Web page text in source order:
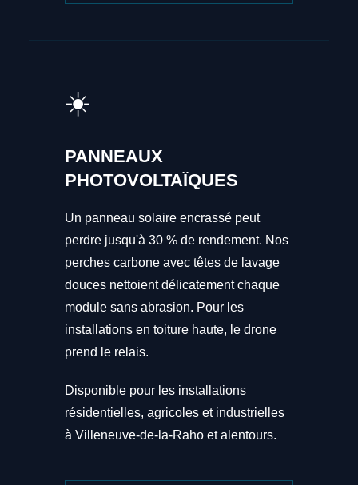
☀️
PANNEAUX
PHOTOVOLTAÏQUES
Un panneau solaire encrassé peut
perdre jusqu'à 30 % de rendement. Nos
perches carbone avec têtes de lavage
douces nettoient délicatement chaque
module sans abrasion. Pour les
installations en toiture haute, le drone
prend le relais.
Disponible pour les installations
résidentielles, agricoles et industrielles
à Villeneuve-de-la-Raho et alentours.